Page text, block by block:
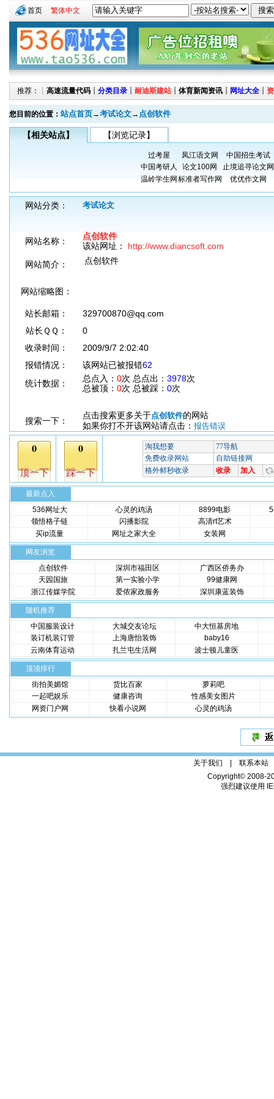
首页 繁体中文
推荐：┊ 高速流量代码 ┊ 分类目录 ┊ 耐迪斯建站 ┊ 体育新闻资讯 ┊ 网址大全 ┊
您目前的位置： 站点首页→考试论文→ 点创软件
【相关站点】 【浏览记录】
过考屋 凤江语文网
中国招生考试
中国考研人
论文100网
止境追寻论文网
温岭学生网 标准者写作网 优优作文网
网站分类： 考试论文
网站名称：
点创软件
该站网址： http://www.diancsoft.com
网站简介：
点创软件
网站缩略图：
站长邮箱：
329700870@qq.com
站长ＱＱ：
0
收录时间：
2009/9/7 2:02:40
报错情况：
该网站已被报错62
统计数据：
总点入： 0次 总点出： 3978次
总被顶： 0次 总被踩： 0次
搜索一下：
点击搜索更多关于点创软件的网站
如果你打不开该网站请点击： 报告错误
最新点入
536网址大
心灵的鸡汤 8899电影
领悟格子链
闪播影院
高清rt艺术
买ip流量
网址之家大全 女装网
网友浏览
点创软件
深圳市福田区
广西区侨务办
天园国旅
第一实验小学
99健康网
浙江传媒学院
爱侬家政服务 深圳康蓝装饰
随机推荐
中国服装设计
大城交友论坛
中大恒基房地
装订机装订管
上海唐怡装饰
baby16
云南体育运动
扎兰屯生活网 波士顿儿童医
顶顶排行
街拍美媚馆
货比百家
萝莉吧
一起吧娱乐
健康咨询
性感美女图片
网资门户网
快看小说网 心灵的鸡汤
关于我们 | 联系本站
Copyright© 2008-
强烈建议使用